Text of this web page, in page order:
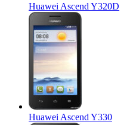
Huawei Ascend Y320D
Huawei Ascend Y330